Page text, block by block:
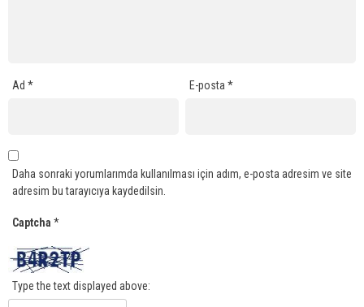
Ad * E-posta*
Daha sonraki yorumlarımda kullanılması için adım, e-posta adresim ve site
adresim bu tarayıcıya kaydedilsin.
Captcha *
Type the text displayed above: